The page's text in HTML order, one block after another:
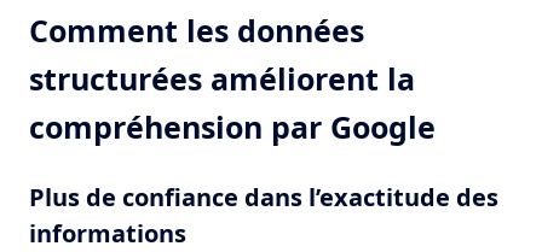
Comment les données
structurées améliorent la
compréhension par Google
Plus de confiance dans l’exactitude des
informations